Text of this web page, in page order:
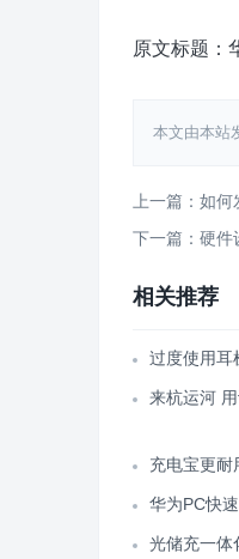
原文标题：
本文由本站
上一篇：如
下一篇：硬件
相关推荐
过度使用耳
来杭运河
充电宝更耐
华为PC快
光储充一体